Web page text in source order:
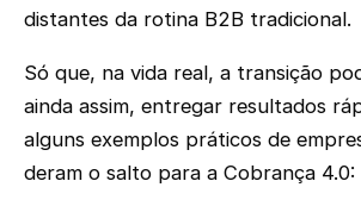
distantes da rotina B2B tradicional.
Só que, na vida real, a transição
ainda assim, entregar resultados
alguns exemplos práticos de
deram o salto para a Cobrança 4.0: